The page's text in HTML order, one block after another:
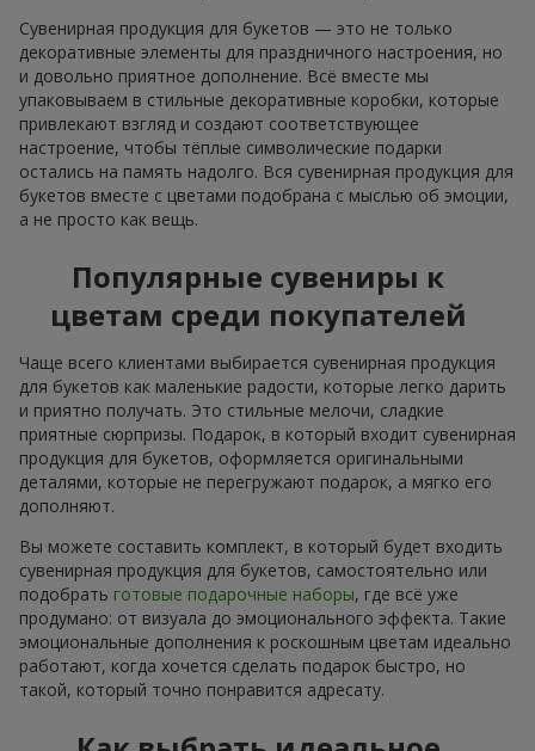
Сувенирная продукция для букетов — это не только
декоративные элементы для праздничного настроения, но
и довольно приятное дополнение. Всё вместе мы
упаковываем в стильные декоративные коробки, которые
привлекают взгляд и создают соответствующее
настроение, чтобы тёплые символические подарки
остались на память надолго. Вся сувенирная продукция для
букетов вместе с цветами подобрана с мыслью об эмоции,
а не просто как вещь.
Популярные сувениры к
цветам среди покупателей
Чаще всего клиентами выбирается сувенирная продукция
для букетов как маленькие радости, которые легко дарить
и приятно получать. Это стильные мелочи, сладкие
приятные сюрпризы. Подарок, в который входит сувенирная
продукция для букетов, оформляется оригинальными
деталями, которые не перегружают подарок, а мягко его
дополняют.
Вы можете составить комплект, в который будет входить
сувенирная продукция для букетов, самостоятельно или
подобрать готовые подарочные наборы, где всё уже
продумано: от визуала до эмоционального эффекта. Такие
эмоциональные дополнения к роскошным цветам идеально
работают, когда хочется сделать подарок быстро, но
такой, который точно понравится адресату.